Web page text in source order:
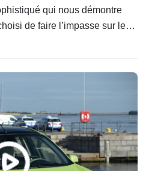
qui nous démontre
de faire l’impasse sur le